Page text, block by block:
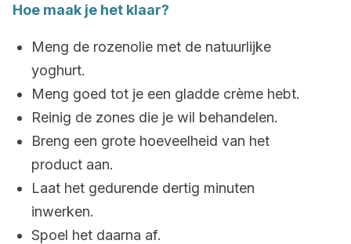
Hoe maak je het klaar?
Meng de rozenolie met de natuurlijke
yoghurt.
Meng goed tot je een gladde crème hebt.
Reinig de zones die je wil behandelen.
Breng een grote hoeveelheid van het
product aan.
Laat het gedurende dertig minuten
inwerken.
Spoel het daarna af.